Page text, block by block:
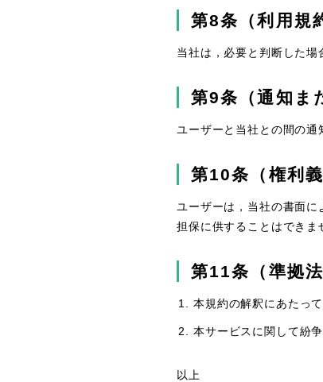
第8条（利用規
当社は，必要と判断した場
第9条（通知ま
ユーザーと当社との間の通
第10条（権利
ユーザーは，当社の書面
担保に供することはできま
第11条（準拠
本規約の解釈にあたっ
本サービスに関して紛
以上